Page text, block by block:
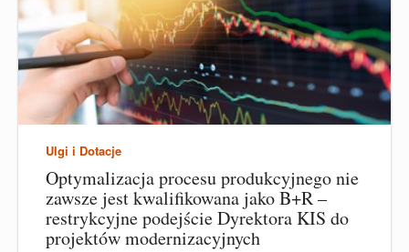
Ulgi i Dotacje
Optymalizacja procesu produkcyjnego nie
zawsze jest kwalifikowana jako B+R –
restrykcyjne podejście Dyrektora KIS do
projektów modernizacyjnych